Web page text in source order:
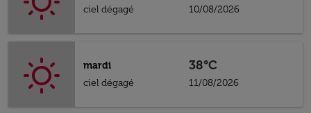
ciel dégagé
10/08/2026
mardi
ciel dégagé
38°C
11/08/2026